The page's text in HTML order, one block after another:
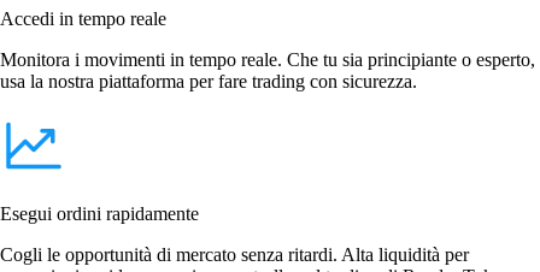
Accedi in tempo reale
Monitora i movimenti in tempo reale. Che tu sia principiante o esperto,
usa la nostra piattaforma per fare trading con sicurezza.
Esegui ordini rapidamente
Cogli le opportunità di mercato senza ritardi. Alta liquidità per